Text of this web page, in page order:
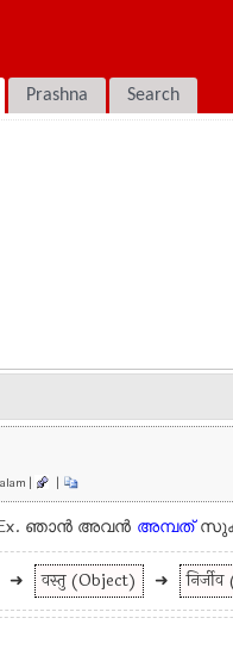
Prashna Search
| |
ഞാന്‍ അവന്‍ അമ്പത്
➜ वस्तु (Object) ➜